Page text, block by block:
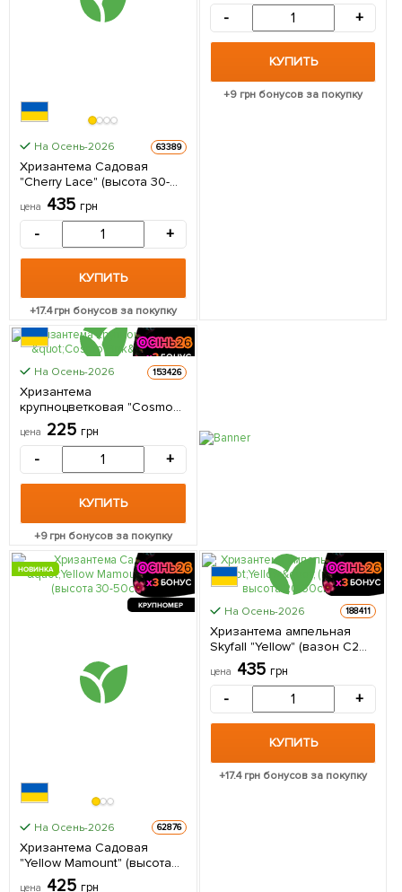
На Осень-2026 63389
Хризантема Садовая
"Cherry Lace" (высота 30-
50см) 1 саженец в
упаковке
цена 435 грн
- +
КУПИТЬ
+17.4грн бонусов за покупку
- +
КУПИТЬ
+9 грн бонусов за покупку
На Осень-2026 153426
Хризантема
крупноцветковая "Cosmo
Pink" 1 саженец в упаковке
цена 225 грн
- +
КУПИТЬ
+9грн бонусов за покупку
КРУПНОМЕР
НОВИНКА
На Осень-2026 62876
Хризантема Садовая
"Yellow Mamount" (высота
30-50см) 1 саженец в
цена 425 грн
На Осень-2026 188411
Хризантема ампельная
Skyfall "Yellow" (вазон C2
высота 20-30см) 1 саженец
в упаковке
цена 435 грн
- +
КУПИТЬ
+17.4грн бонусов за покупку